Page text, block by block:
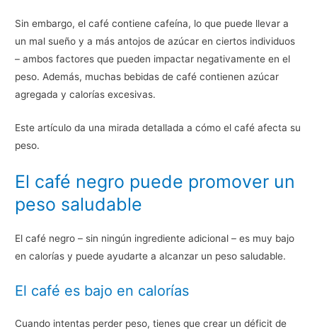
Sin embargo, el café contiene cafeína, lo que puede llevar a
un mal sueño y a más antojos de azúcar en ciertos individuos
– ambos factores que pueden impactar negativamente en el
peso. Además, muchas bebidas de café contienen azúcar
agregada y calorías excesivas.
Este artículo da una mirada detallada a cómo el café afecta su
peso.
El café negro puede promover un
peso saludable
El café negro – sin ningún ingrediente adicional – es muy bajo
en calorías y puede ayudarte a alcanzar un peso saludable.
El café es bajo en calorías
Cuando intentas perder peso, tienes que crear un déficit de